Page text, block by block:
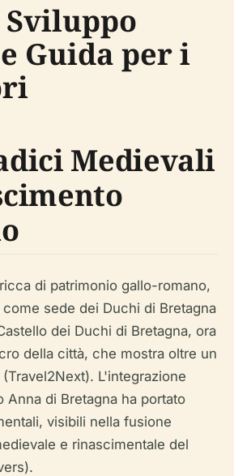
Sviluppo
Guida per i
Medievali
di patrimonio gallo-romano,
come sede dei Duchi di Bretagna
dei Duchi di Bretagna, ora
della città, che mostra oltre un
L'integrazione
Anna di Bretagna ha portato
visibili nella fusione
e rinascimentale del